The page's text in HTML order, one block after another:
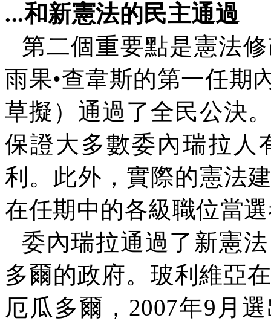
...和新憲法的民主通過
第二個重要點是憲法
雨果•查韋斯的第一任期
草擬）通過了全民公決
保證大多數委內瑞拉人
利。此外，實際的憲法
在任期中的各級職位當
委內瑞拉通過了新憲
多爾的政府。玻利維亞在
厄瓜多爾， 2007年9 月